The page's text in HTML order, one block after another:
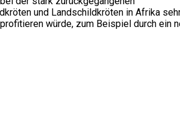
und Landschildkröten in Afrika
würde, zum Beispiel durch ein